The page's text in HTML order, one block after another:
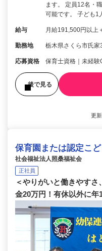
ます。 定員12名・
可能です。 子ども
給与 月給191,500円以上
勤務地 栃木県さくら市氏
応募資格 保育士資格｜未経験
後で見る
更
保育園または認定こ
社会福祉法人照桑福祉会
正社員
＜やりがいと働きやす
金20万円！有休以外に年